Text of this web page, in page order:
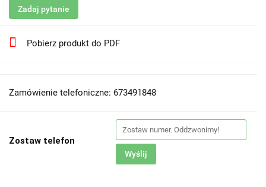
Zadaj pytanie
Pobierz produkt do PDF
Zamówienie telefoniczne: 673491848
Zostaw telefon
Wyślij